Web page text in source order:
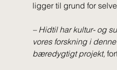
ligger til grund for
– Hidtil har kultur- og
vores forskning i
bæredygtigt projekt,